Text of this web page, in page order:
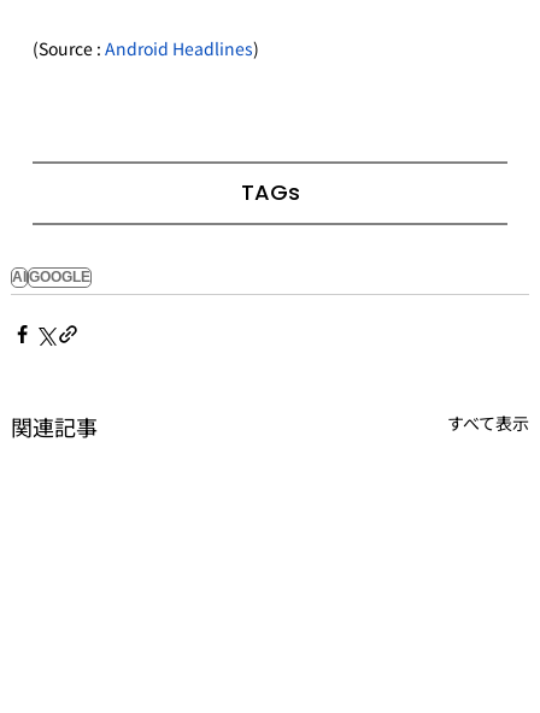
(Source : Android Headlines)
TAGs
AIGOOGLE
関連記事 すべて表示